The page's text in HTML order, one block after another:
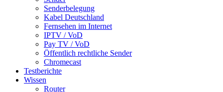
Senderbelegung
Kabel Deutschland
Fernsehen im Internet
IPTV / VoD
Pay TV / VoD
Öffentlich rechtliche Sender
Chromecast
Testberichte
Wissen
Router